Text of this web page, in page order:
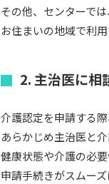
その他、センターで
お住まいの地域で利
2. 主治医に相
介護認定を申請する
あらかじめ主治医と
健康状態や介護の必
申請手続きがスムー